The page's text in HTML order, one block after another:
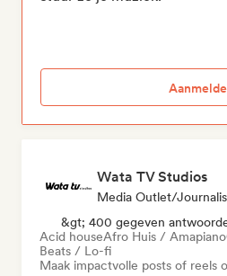
Wata TV Studios
Media Outlet/
&gt; 400 gegeven
Acid houseAfro Huis / Amapiano
Beats / Lo-fi
Maak impactvolle posts of reels